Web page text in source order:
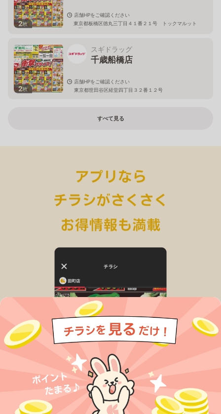
2枚
店舗HPをご確認ください
東京都板橋区徳丸三丁目４１番２１号 トックマルット
１階
2枚
スギドラッグ
千歳船橋店
店舗HPをご確認ください
東京都世田谷区経堂四丁目３２番１２号
すべて見る